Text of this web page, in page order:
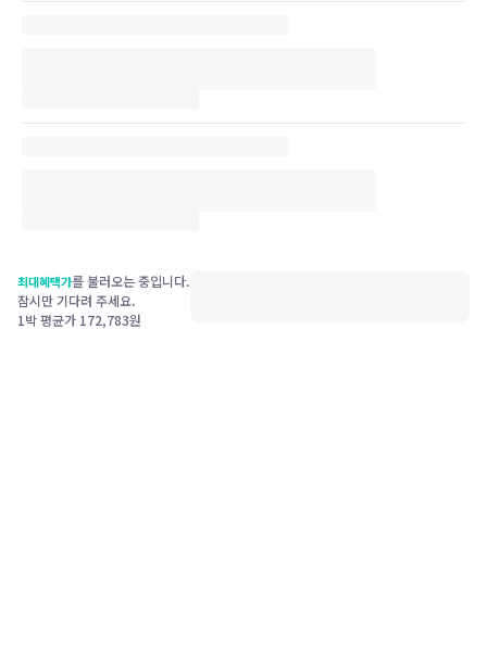
최대혜택가를 불러오는 중입니다.
잠시만 기다려 주세요.
1박 평균가 172,783원